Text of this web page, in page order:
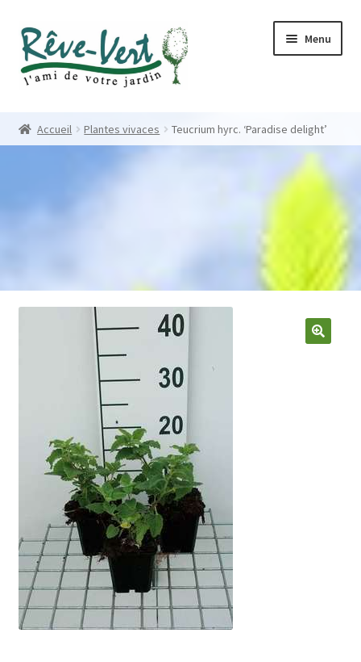
Skip
to
navigation
Skip
to
content
Menu
Accueil Plantes vivaces Teucrium hyrc. ‘Paradise delight’